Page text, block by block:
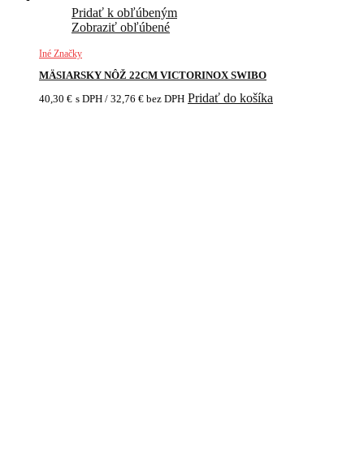
Pridať k obľúbeným
Zobraziť obľúbené
Iné Značky
MÄSIARSKY NÔŽ 22CM VICTORINOX SWIBO
40,30 € s DPH / 32,76 € bez DPH Pridať do košíka